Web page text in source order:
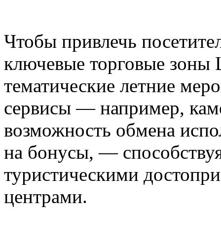
Чтобы привлечь
ключевые торговые зоны
тематические летние
сервисы — например,
возможность обмена
на бонусы, —
туристическими
центрами.